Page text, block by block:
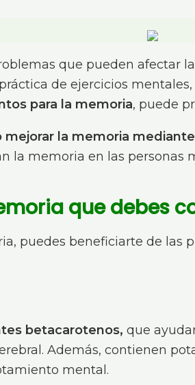
que pueden afectar
de ejercicios
para la memoria, puede
mejorar la memoria
la memoria en las personas
que debes
puedes beneficiarte de las
betacarotenos, que
Además, contienen
mental.